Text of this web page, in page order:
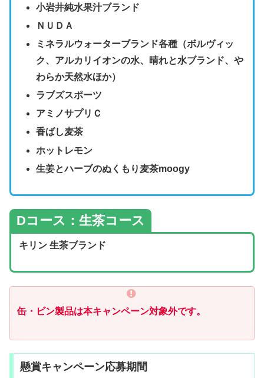
小岩井純水果汁ブランド
ＮＵＤＡ
ミネラルウォーターブランド各種（ボルヴィッ
ク、アルカリイオンの水、晴れと水ブランド、や
わらか天然水ほか）
ラブズスポーツ
アミノサプリＣ
香ばし麦茶
ホットレモン
生姜とハーブのぬくもり麦茶moogy
Dコース：生茶コース
キリン 生茶ブランド
缶・ビン製品は本キャンペーン対象外です。
懸賞キャンペーン応募期間